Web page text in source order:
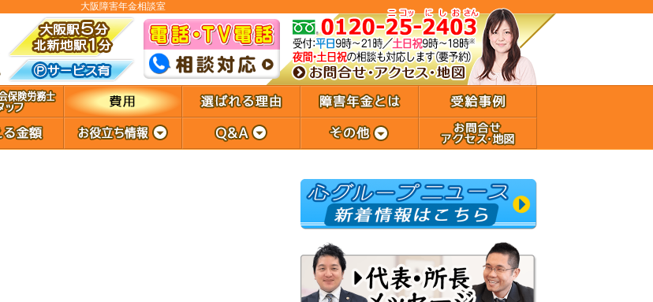
大阪障害年金相談室